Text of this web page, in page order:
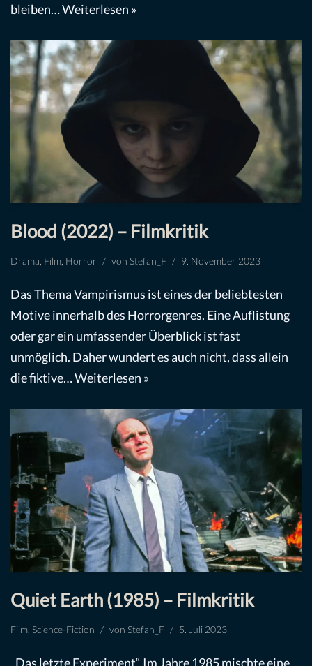
bleiben…Weiterlesen »
Blood (2022) – Filmkritik
Drama Film Horror von Stefan_F 9. November 2023
Das Thema Vampirismus ist eines der beliebtesten
Motive innerhalb des Horrorgenres. Eine Auflistung
oder gar ein umfassender Überblick ist fast
unmöglich. Daher wundert es auch nicht, dass allein
die fiktive…Weiterlesen »
Quiet Earth (1985) – Filmkritik
Film Science-Fiction von Stefan_F 5. Juli 2023
„Das letzte Experiment“ Im Jahre 1985 mischte eine